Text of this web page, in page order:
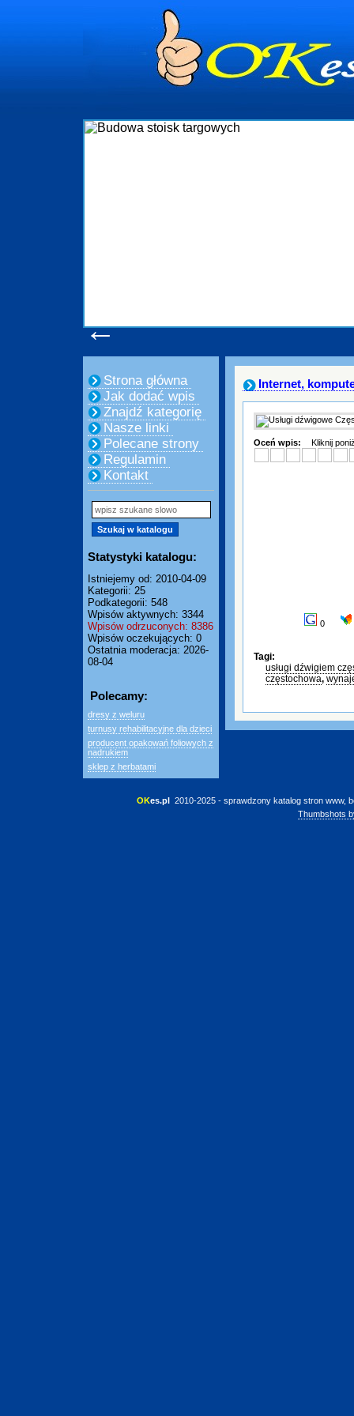
←
Strona główna
Jak dodać wpis
Znajdź kategorię
Nasze linki
Polecane strony
Regulamin
Kontakt
Statystyki katalogu:
Istniejemy od: 2010-04-09
Kategorii: 25
Podkategorii: 548
Wpisów aktywnych: 3344
Wpisów odrzuconych: 8386
Wpisów oczekujących: 0
Ostatnia moderacja: 2026-
08-04
Polecamy:
dresy z weluru
turnusy rehabilitacyjne dla dzieci
producent opakowań foliowych z
nadrukiem
sklep z herbatami
Internet,
Oceń wpis: Kliknij
0
Tagi:
usługi dźwigiem
częstochowa,
OKes.pl 2010-2025 - sprawdzony katalog stron www,
Thumbshots